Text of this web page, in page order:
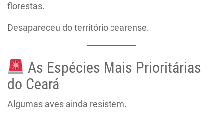
florestas.
Desapareceu do território cearense.
As Espécies Mais Prioritárias
do Ceará
Algumas aves ainda resistem.